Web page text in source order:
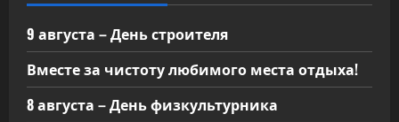
9 августа – День строителя
Вместе за чистоту любимого места отдыха!
8 августа – День физкультурника